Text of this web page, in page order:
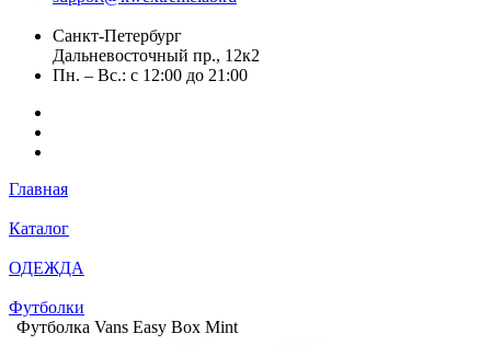
Санкт-Петербург
Дальневосточный пр., 12к2
Пн. – Вс.: с 12:00 до 21:00
Главная
Каталог
ОДЕЖДА
Футболки
Футболка Vans Easy Box Mint